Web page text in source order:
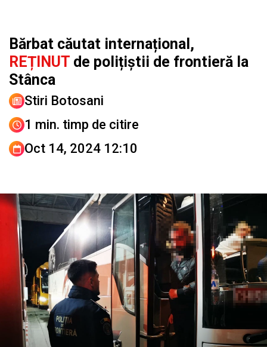
Bărbat căutat internațional,
REȚINUT de polițiștii de frontieră la
Stânca
Stiri Botosani
1 min. timp de citire
Oct 14, 2024 12:10